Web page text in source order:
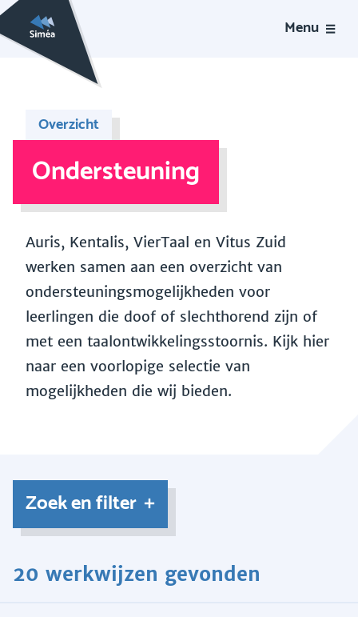
Menu
Overzicht
Ondersteuning
Auris, Kentalis, VierTaal en Vitus Zuid
werken samen aan een overzicht van
ondersteuningsmogelijkheden voor
leerlingen die doof of slechthorend zijn of
met een taalontwikkelingsstoornis. Kijk hier
naar een voorlopige selectie van
mogelijkheden die wij bieden.
Zoek en filter
20 werkwijzen gevonden